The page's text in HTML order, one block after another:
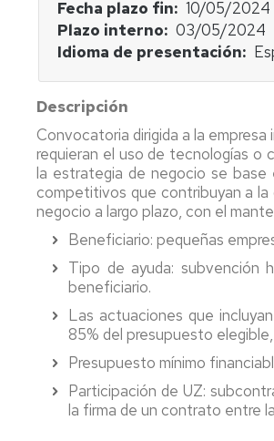
Casos
de
éxito
Indicadores
Factura
proforma
Mecenazgo
Investigador
-
Plantea
tu
proyecto
Empresa
Plantea
tu
demanda
Fecha plazo fin
10/05/2024
Plazo interno
03/05/2024
Idioma de presentación
Descripción
Convocatoria dirigida a la
requieran el uso de tecnologías o
la estrategia de negocio se base
competitivos que contribuyan a la
negocio a largo plazo, con el
Beneficiario: pequeñas
Tipo de ayuda: subvención
beneficiario.
Las actuaciones que
85% del presupuesto
Presupuesto mínimo
Participación de UZ:
la firma de un contrato entre